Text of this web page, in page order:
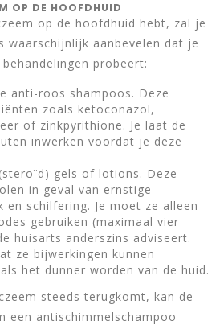
OP DE HOOFDHUID
op de hoofdhuid hebt, zal je
waarschijnlijk aanbevelen dat je
probeert:
anti-roos shampoos. Deze
zoals ketoconazol,
of zinkpyrithione. Je laat de
inwerken voordat je deze
gels of lotions. Deze
in geval van ernstige
en schilfering. Je moet ze alleen
gebruiken (maximaal vier
huisarts anderszins adviseert.
ze bijwerkingen kunnen
het dunner worden van de huid.
steeds terugkomt, kan de
een antischimmelschampoo